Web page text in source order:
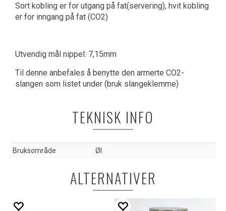
Sort kobling er for utgang på fat(servering), hvit kobling
er for inngang på fat (CO2)
Utvendig mål nippel: 7,15mm
Til denne anbefales å benytte den armerte CO2-
slangen som listet under (bruk slangeklemme)
TEKNISK INFO
Bruksområde Øl
ALTERNATIVER